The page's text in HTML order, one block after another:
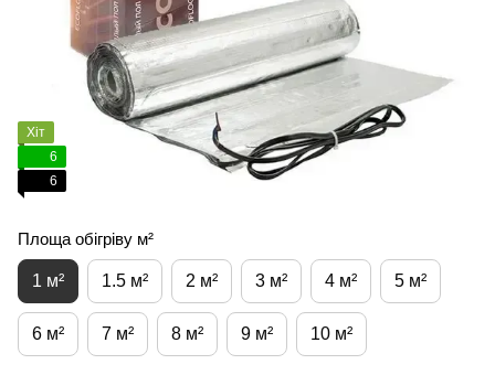
Хіт
6
6
Площа обігріву м²
1 м² 1.5 м² 2 м² 3 м² 4 м² 5 м²
6 м² 7 м² 8 м² 9 м² 10 м²